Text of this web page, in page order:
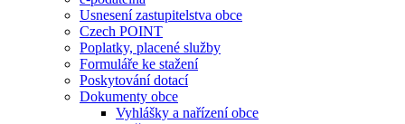
Usnesení zastupitelstva obce
Czech POINT
Poplatky, placené služby
Formuláře ke stažení
Poskytování dotací
Dokumenty obce
Vyhlášky a nařízení obce